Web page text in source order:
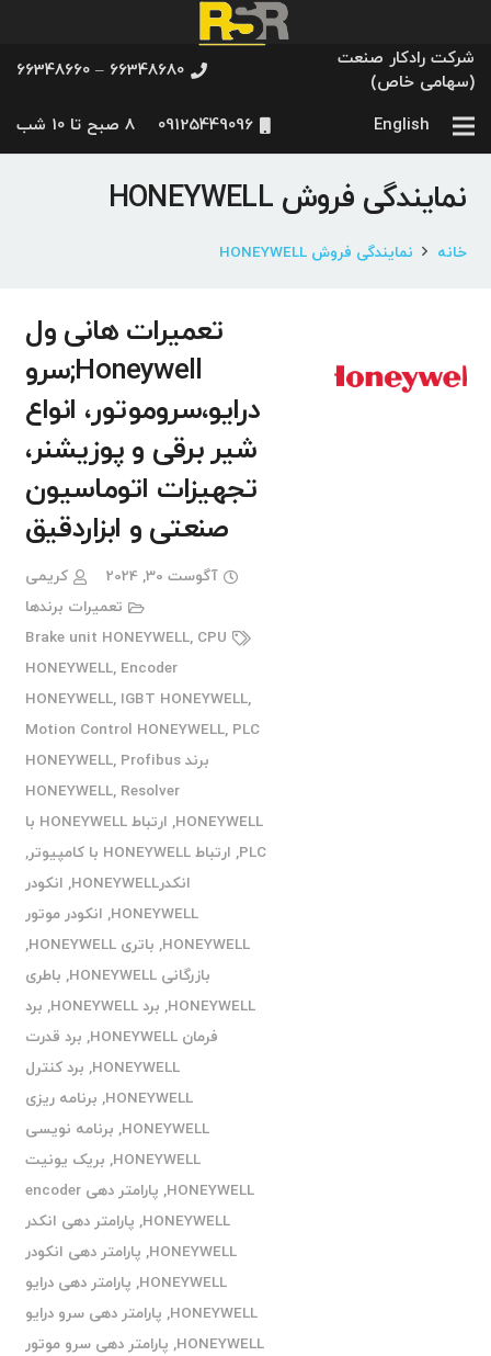
شرکت رادکار صنعت
(سهامی خاص)
66348680 – 66348660
English
09125449096 8 صبح تا 10 شب
نمایندگی فروش HONEYWELL
خانه نمایندگی فروش HONEYWELL
تعمیرات هانی ول
Honeywell;سرو
درایو،سروموتور، انواع
شیر برقی و پوزیشنر،
تجهیزات اتوماسیون
صنعتی و ابزاردقیق
آگوست 30, 2024
کریمی
تعمیرات برندها
Brake unit HONEYWELL, CPU
HONEYWELL, Encoder
HONEYWELL, IGBT HONEYWELL,
Motion Control HONEYWELL, PLC
برند HONEYWELL
, Profibus
HONEYWELL, Resolver
HONEYWELL
,
ارتباط HONEYWELL با
PLC
, ارتباط HONEYWELL با کامپیوتر
,
انکدرHONEYWELL
, انکودر
HONEYWELL
, انکودر موتور
HONEYWELL
, باتری HONEYWELL
,
بازرگانی HONEYWELL
, باطری
HONEYWELL
, برد HONEYWELL , برد
فرمان HONEYWELL
, برد قدرت
HONEYWELL
, برد کنترل
HONEYWELL
, برنامه ریزی
HONEYWELL
, برنامه نویسی
HONEYWELL
, بریک یونیت
HONEYWELL
,
پارامتر دهی encoder
HONEYWELL
, پارامتر دهی انکدر
HONEYWELL
, پارامتر دهی انکودر
HONEYWELL
, پارامتر دهی درایو
HONEYWELL
, پارامتر دهی سرو درایو
HONEYWELL
, پارامتر دهی سرو موتور